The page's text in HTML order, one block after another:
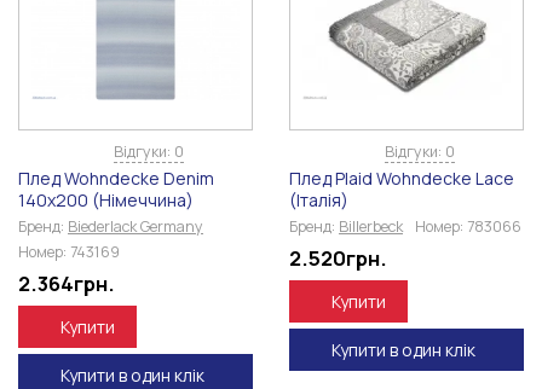
Відгуки: 0
Плед Wohndecke Denim
140х200 (Німеччина)
Бренд: Biederlack Germany
Номер: 743169
2.364грн.
Купити
Купити в один клік
Відгуки: 0
Плед Plaid Wohndecke Lace
(Італія)
Бренд: Billerbeck Номер: 783066
2.520грн.
Купити
Купити в один клік